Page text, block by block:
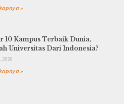
»
10 Kampus Terbaik Dunia,
Universitas Dari Indonesia?
2026
»